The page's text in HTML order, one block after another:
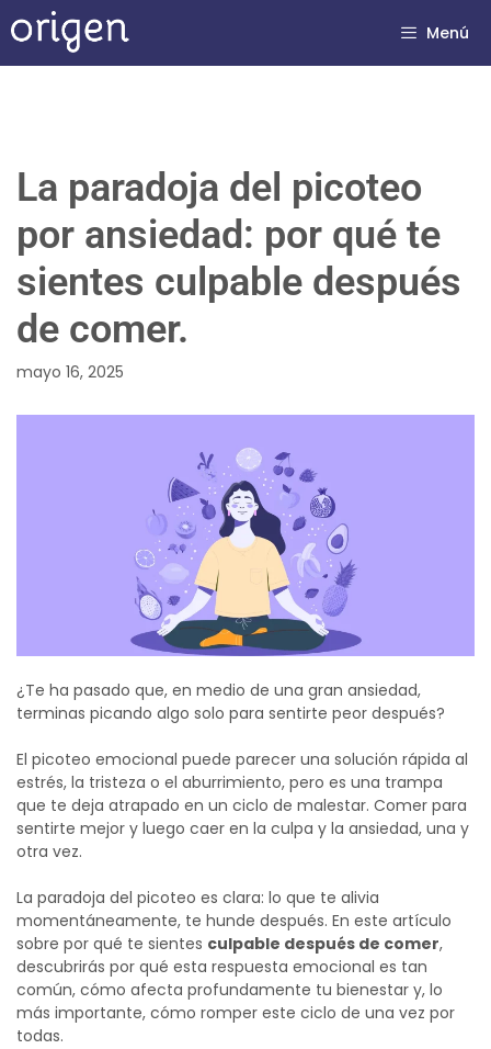
Menú
La paradoja del picoteo
por ansiedad: por qué te
sientes culpable después
de comer.
mayo 16, 2025
¿Te ha pasado que, en medio de una gran ansiedad,
terminas picando algo solo para sentirte peor después?
El picoteo emocional puede parecer una solución rápida al
estrés, la tristeza o el aburrimiento, pero es una trampa
que te deja atrapado en un ciclo de malestar. Comer para
sentirte mejor y luego caer en la culpa y la ansiedad, una y
otra vez.
La paradoja del picoteo es clara: lo que te alivia
momentáneamente, te hunde después. En este artículo
sobre por qué te sientes culpable después de comer,
descubrirás por qué esta respuesta emocional es tan
común, cómo afecta profundamente tu bienestar y, lo
más importante, cómo romper este ciclo de una vez por
todas.